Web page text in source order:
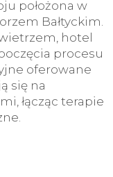
położona w
Bałtyckim.
hotel
procesu
oferowane
się na
łącząc terapie